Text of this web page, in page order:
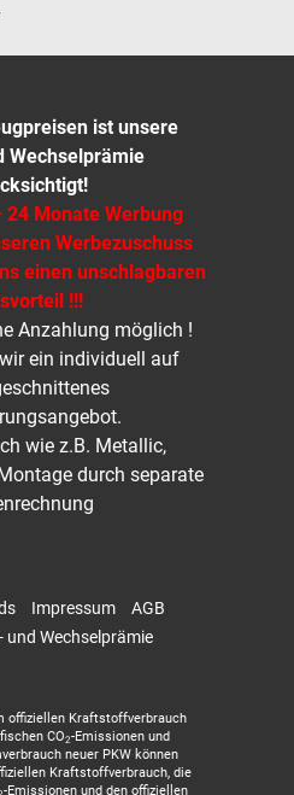
ist unsere
Wechselprämie
24 Monate Werbung
Werbezuschuss
einen unschlagbaren
!!!
Anzahlung möglich !
ein individuell auf
wie z.B. Metallic,
durch separate
Impressum
AGB
und Wechselprämie
offiziellen Kraftstoffverbrauch
CO2-Emissionen und
neuer PKW können
Kraftstoffverbrauch, die
-Emissionen und den offiziellen